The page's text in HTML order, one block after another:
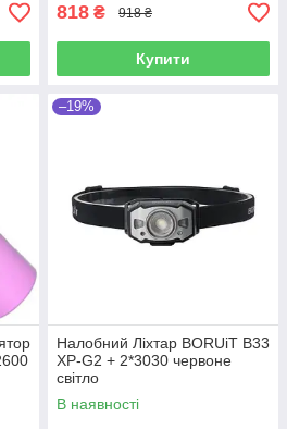
818 ₴ 918 ₴
Купити
–19%
Налобний Ліхтар BORUiT B33
XP-G2 + 2*3030 червоне
світло
В наявності